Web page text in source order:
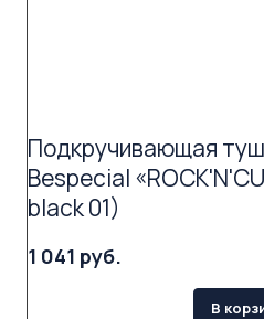
Подкручивающая
Bespecial
black 01)
1 041 руб.
В